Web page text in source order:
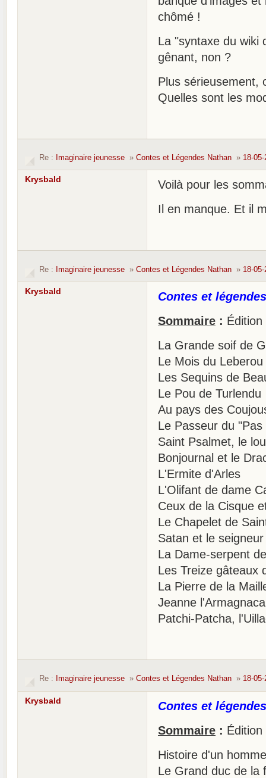
chômé !
La "syntaxe du wiki
gênant, non ?
Plus sérieusement,
Quelles sont les
Re : Imaginaire jeunesse » Contes et Légendes Nathan » 18-
Krysbald
Voilà pour les
Il en manque. Et il
Re : Imaginaire jeunesse » Contes et Légendes Nathan » 18-
Krysbald
Contes et
Sommaire :
La Grande soif de
Le Mois du Leberou
Les Sequins de
Le Pou de Turlendu
Au pays des
Le Passeur du
Saint Psalmet, le
Bonjournal et le
L'Ermite d'Arles
L'Olifant de dame
Ceux de la Cisque
Le Chapelet de
Satan et le
La Dame-serpent
Les Treize gâteaux
La Pierre de la
Jeanne
Patchi-Patcha,
Re : Imaginaire jeunesse » Contes et Légendes Nathan » 18-
Krysbald
Contes et
Sommaire :
Histoire d'un
Le Grand duc de la